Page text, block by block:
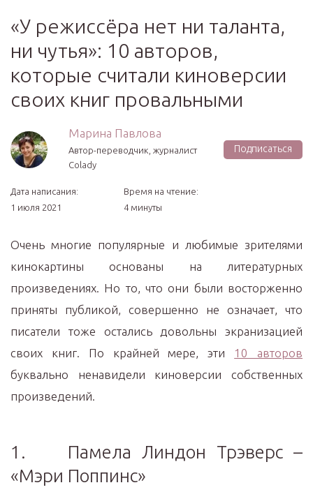
«У режиссёра нет ни таланта,
ни чутья»: 10 авторов,
которые считали киноверсии
своих книг провальными
Марина Павлова
Автор-переводчик, журналист
Colady
Подписаться
Дата написания:
1 июля 2021
Время на чтение:
4 минуты
Очень многие популярные и любимые зрителями
кинокартины основаны на литературных
произведениях. Но то, что они были восторженно
приняты публикой, совершенно не означает, что
писатели тоже остались довольны экранизацией
своих книг. По крайней мере, эти 10 авторов
буквально ненавидели киноверсии собственных
произведений.
1. Памела Линдон Трэверс –
«Мэри Поппинс»